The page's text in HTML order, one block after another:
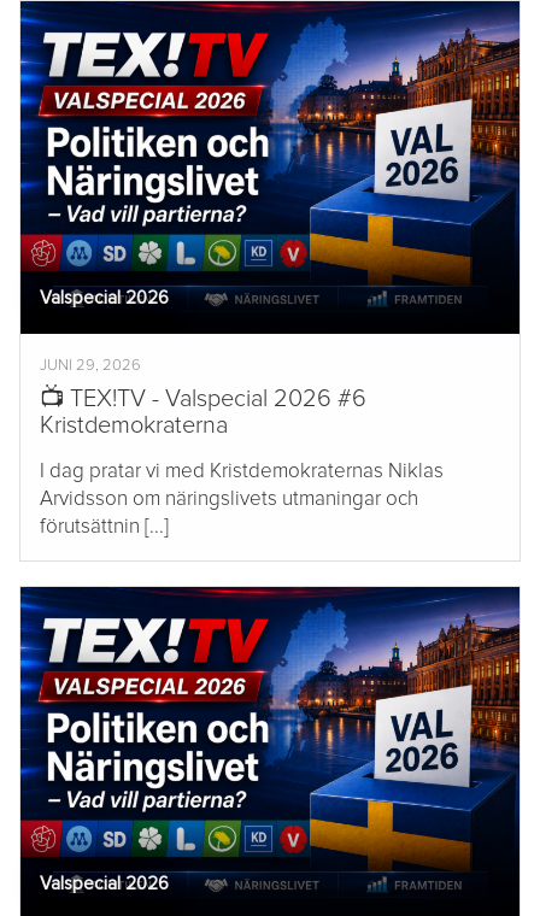
Valspecial 2026
JUNI 29, 2026
📺 TEX!TV - Valspecial 2026 #6
Kristdemokraterna
I dag pratar vi med Kristdemokraternas Niklas
Arvidsson om näringslivets utmaningar och
förutsättnin [...]
Valspecial 2026